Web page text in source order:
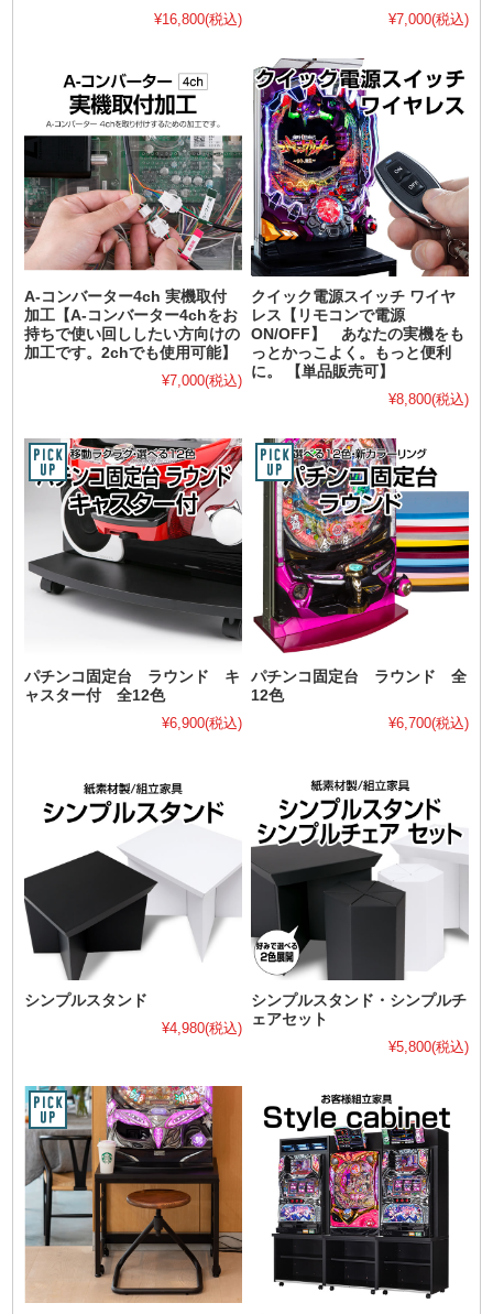
¥16,800(税込)
¥7,000(税込)
A-コンバーター4ch 実機取付
加工【A-コンバーター4chをお
持ちで使い回ししたい方向けの
加工です。2chでも使用可能】
¥7,000(税込)
クイック電源スイッチ ワイヤ
レス【リモコンで電源
ON/OFF】 あなたの実機をも
っとかっこよく。もっと便利
に。 【単品販売可】
¥8,800(税込)
パチンコ固定台 ラウンド キ
ャスター付 全12色
¥6,900(税込)
パチンコ固定台 ラウンド 全
12色
¥6,700(税込)
シンプルスタンド
¥4,980(税込)
シンプルスタンド・シンプルチ
ェアセット
¥5,800(税込)